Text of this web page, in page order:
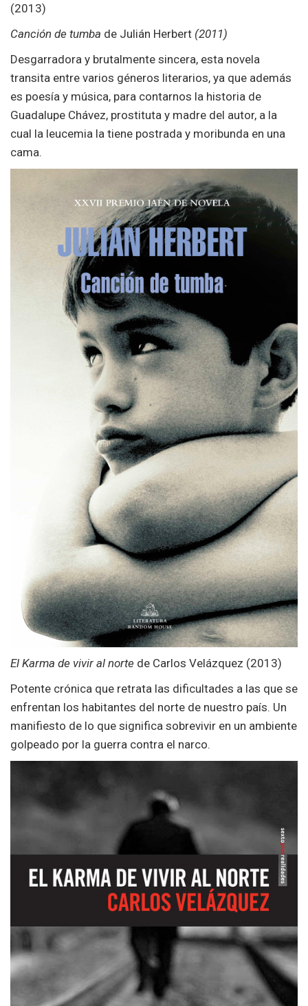
Canción de tumba de Julián Herbert (2011)
Desgarradora y brutalmente sincera, esta novela
transita entre varios géneros literarios, ya que además
es poesía y música, para contarnos la historia de
Guadalupe Chávez, prostituta y madre del autor, a la
cual la leucemia la tiene postrada y moribunda en una
cama.
El Karma de vivir al norte de Carlos Velázquez (2013)
Potente crónica que retrata las dificultades a las que se
enfrentan los habitantes del norte de nuestro país. Un
manifiesto de lo que significa sobrevivir en un ambiente
golpeado por la guerra contra el narco.